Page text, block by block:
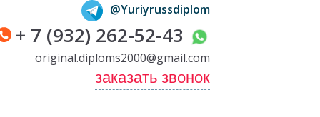
@Yuriyrussdiplom
+ 7 (932) 262-52-43
original.diploms2000@gmail.com
заказать звонок